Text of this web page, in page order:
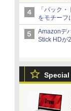
から
「バック
をモチーフ
Amazonデ
Stick HDが
Special